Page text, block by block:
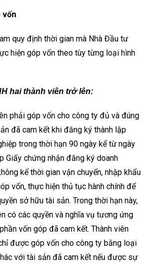
vốn
quy định thời gian mà Nhà Đầu tư
hiện góp vốn theo tùy từng loại hình
hai thành viên trở lên:
phải góp vốn cho công ty đủ và đúng
đã cam kết khi đăng ký thành lập
trong thời hạn 90 ngày kể từ ngày
Giấy chứng nhận đăng ký doanh
kể thời gian vận chuyển, nhập khẩu
vốn, thực hiện thủ tục hành chính để
sở hữu tài sản. Trong thời hạn này,
có các quyền và nghĩa vụ tương ứng
vốn góp đã cam kết. Thành viên
được góp vốn cho công ty bằng loại
với tài sản đã cam kết nếu được sự